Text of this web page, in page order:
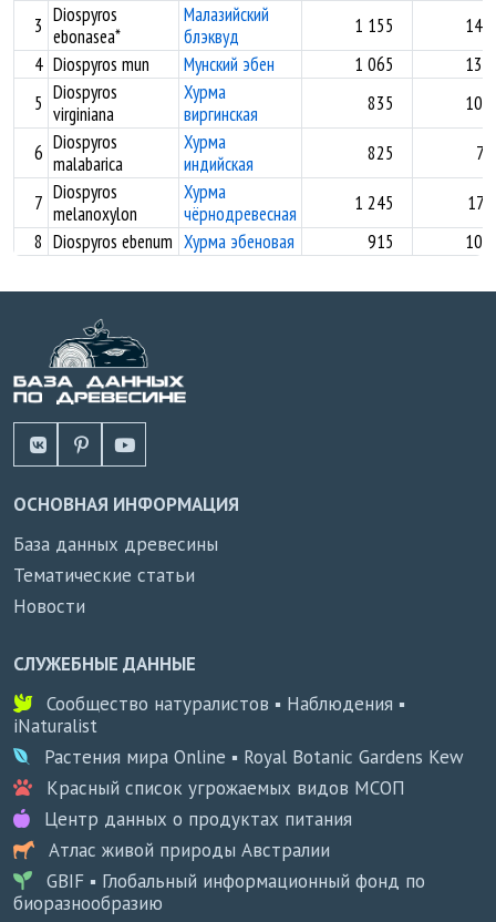
3 Diospyros
ebonasea*
Малазийский
блэквуд
1 155
4 Diospyros mun Мунский эбен 1 065
5 Diospyros
virginiana
Хурма
виргинская
835
6 Diospyros
malabarica
Хурма
индийская
825
7 Diospyros
melanoxylon
Хурма
чёрнодревесная
1 245
8 Diospyros ebenum Хурма эбеновая 915
ОСНОВНАЯ ИНФОРМАЦИЯ
База данных древесины
Тематические статьи
Новости
СЛУЖЕБНЫЕ ДАННЫЕ
Сообщество натуралистов ▪ Наблюдения ▪
iNaturalist
Растения мира Online ▪ Royal Botanic Gardens Kew
Красный список угрожаемых видов МСОП
Центр данных о продуктах питания
Атлас живой природы Австралии
GBIF ▪ Глобальный информационный фонд по
биоразнообразию